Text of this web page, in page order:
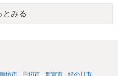
送ったり訴訟の提起がなされたり
。この場合は、開示請求者（とあ
投稿者があなたであるという内容
者の代理人の事務所なのかが不明
再送要請にはあまり意味はなく、
して提訴に至る可能性も考える必
とみる